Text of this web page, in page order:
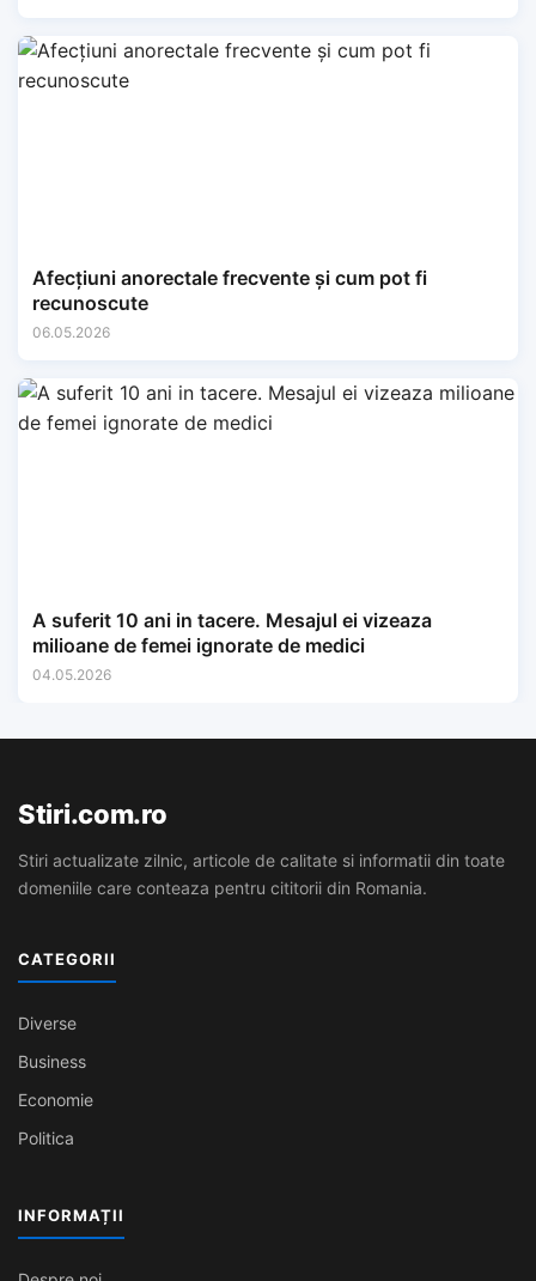
Afecțiuni anorectale frecvente și cum pot fi
recunoscute
06.05.2026
A suferit 10 ani in tacere. Mesajul ei vizeaza
milioane de femei ignorate de medici
04.05.2026
Stiri.com.ro
Stiri actualizate zilnic, articole de calitate si informatii din toate
domeniile care conteaza pentru cititorii din Romania.
CATEGORII
Diverse
Business
Economie
Politica
INFORMAȚII